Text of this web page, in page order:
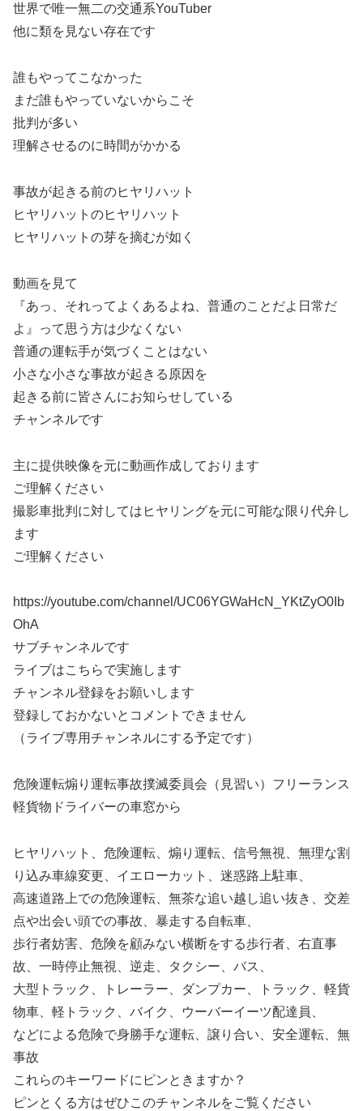
世界で唯一無二の交通系YouTuber
他に類を見ない存在です
誰もやってこなかった
まだ誰もやっていないからこそ
批判が多い
理解させるのに時間がかかる
事故が起きる前のヒヤリハット
ヒヤリハットのヒヤリハット
ヒヤリハットの芽を摘むが如く
動画を見て
『あっ、それってよくあるよね、普通のことだよ日常だ
よ』って思う方は少なくない
普通の運転手が気づくことはない
小さな小さな事故が起きる原因を
起きる前に皆さんにお知らせしている
チャンネルです
主に提供映像を元に動画作成しております
ご理解ください
撮影車批判に対してはヒヤリングを元に可能な限り代弁し
ます
ご理解ください
https://youtube.com/channel/UC06YGWaHcN_YKtZyO0Ib
OhA
サブチャンネルです
ライブはこちらで実施します
チャンネル登録をお願いします
登録しておかないとコメントできません
（ライブ専用チャンネルにする予定です）
危険運転煽り運転事故撲滅委員会（見習い）フリーランス
軽貨物ドライバーの車窓から
ヒヤリハット、危険運転、煽り運転、信号無視、無理な割
り込み車線変更、イエローカット、迷惑路上駐車、
高速道路上での危険運転、無茶な追い越し追い抜き、交差
点や出会い頭での事故、暴走する自転車、
歩行者妨害、危険を顧みない横断をする歩行者、右直事
故、一時停止無視、逆走、タクシー、バス、
大型トラック、トレーラー、ダンプカー、トラック、軽貨
物車、軽トラック、バイク、ウーバーイーツ配達員、
などによる危険で身勝手な運転、譲り合い、安全運転、無
事故
これらのキーワードにピンときますか？
ピンとくる方はぜひこのチャンネルをご覧ください